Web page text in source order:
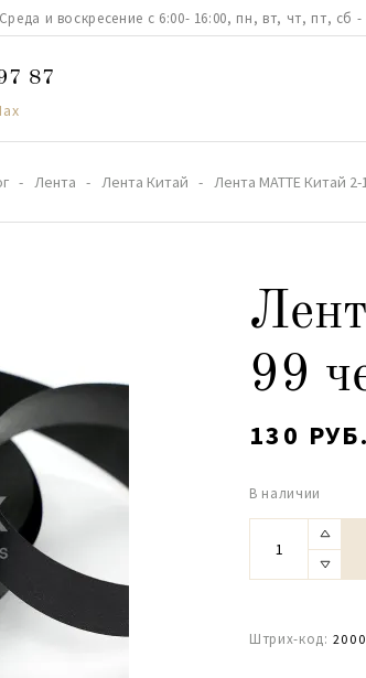
и воскресение с 6:00- 16:00, пн, вт, чт, пт, сб -
87
Лента Лента Китай Лента MATTE Китай 2-
99
130 РУБ.
В наличии
Штрих-код: